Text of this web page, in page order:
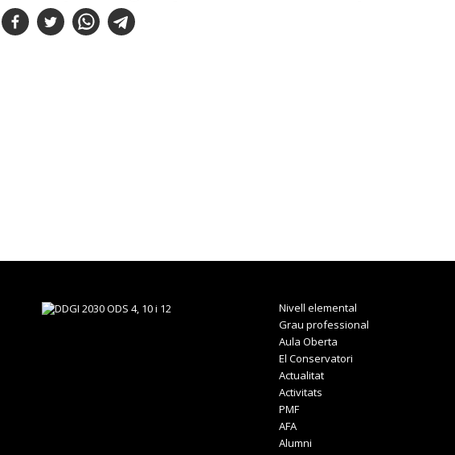
Nivell elemental
Grau professional
Aula Oberta
El Conservatori
Actualitat
Activitats
PMF
AFA
Alumni